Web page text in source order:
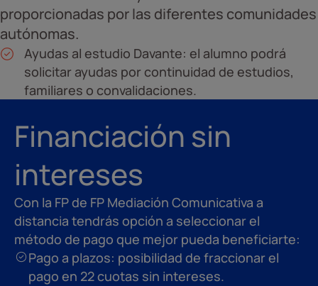
proporcionadas por las diferentes comunidades
autónomas.
Ayudas al estudio Davante: el alumno podrá
solicitar ayudas por continuidad de estudios,
familiares o convalidaciones.
Financiación sin
intereses
Con la FP de FP Mediación Comunicativa a
distancia tendrás opción a seleccionar el
método de pago que mejor pueda beneficiarte:
Pago a plazos: posibilidad de fraccionar el
pago en 22 cuotas sin intereses.